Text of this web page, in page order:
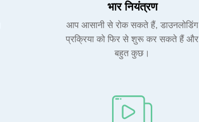
भार नियंत्रण
आप आसानी से रोक सकते हैं, डाउनलोडिंग
प्रक्रिया को फिर से शुरू कर सकते हैं और
बहुत कुछ।